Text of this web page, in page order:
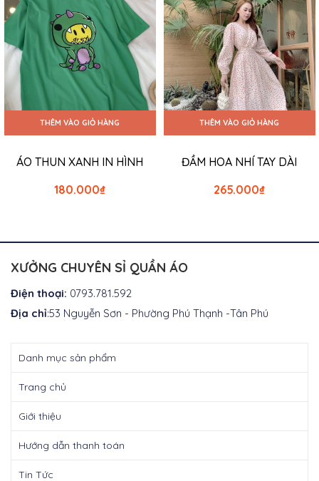
THÊM VÀO GIỎ HÀNG
ÁO THUN XANH IN HÌNH
₫
180.000
THÊM VÀO GIỎ HÀNG
ĐẦM HOA NHÍ TAY DÀI
₫
265.000
XƯỞNG CHUYÊN SỈ QUẦN ÁO
Điện thoại: 0793.781.592
Địa chỉ:53 Nguyễn Sơn - Phường Phú Thạnh -Tân Phú
Danh mục sản phẩm
Trang chủ
Giới thiệu
Hướng dẫn thanh toán
Tin Tức